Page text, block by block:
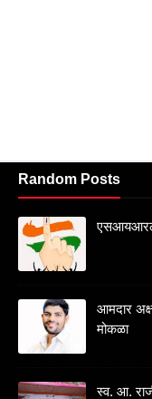
Random Posts
आमदार
मोकळा
स्व. आ.